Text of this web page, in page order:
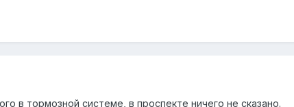
в тормозной системе, в проспекте ничего не сказано.